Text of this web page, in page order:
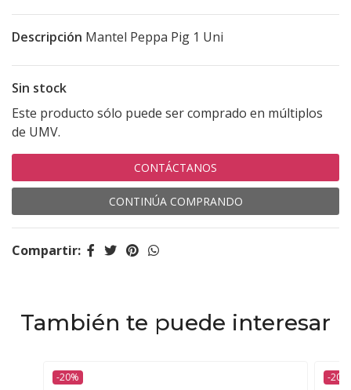
Descripción Mantel Peppa Pig 1 Uni
Sin stock
Este producto sólo puede ser comprado en múltiplos
de UMV.
CONTÁCTANOS
CONTINÚA COMPRANDO
Compartir:
También te puede interesar
-20% -20%